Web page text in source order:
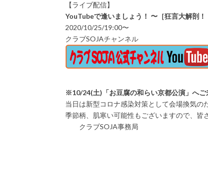
【ライブ配信】
YouTubeで逢いましょう！ 〜［狂言大解剖
2020/10/25/19:00〜
クラブSOJAチャンネル
※10/24(土)「お豆腐の和らい京都公演」へご
当日は新型コロナ感染対策として会場換気の
季節柄、肌寒い可能性もございますので、皆
クラブSOJA事務局